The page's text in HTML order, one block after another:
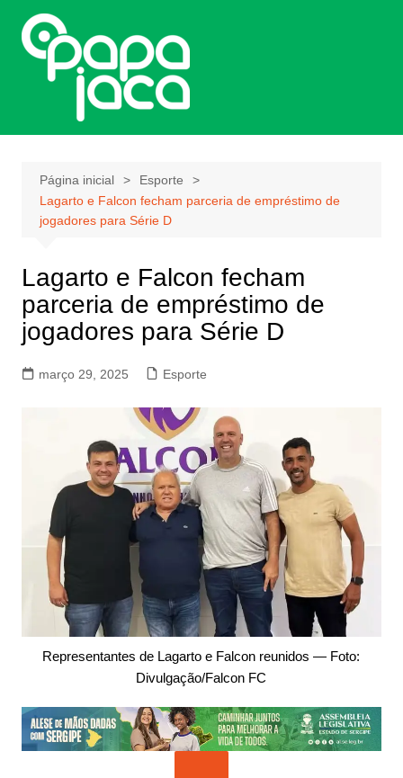
para
conteúdo
Página inicial
Esporte
Lagarto e Falcon fecham parceria de empréstimo de
jogadores para Série D
Lagarto e Falcon fecham
parceria de empréstimo de
jogadores para Série D
março 29, 2025 Esporte
Representantes de Lagarto e Falcon reunidos — Foto:
Divulgação/Falcon FC